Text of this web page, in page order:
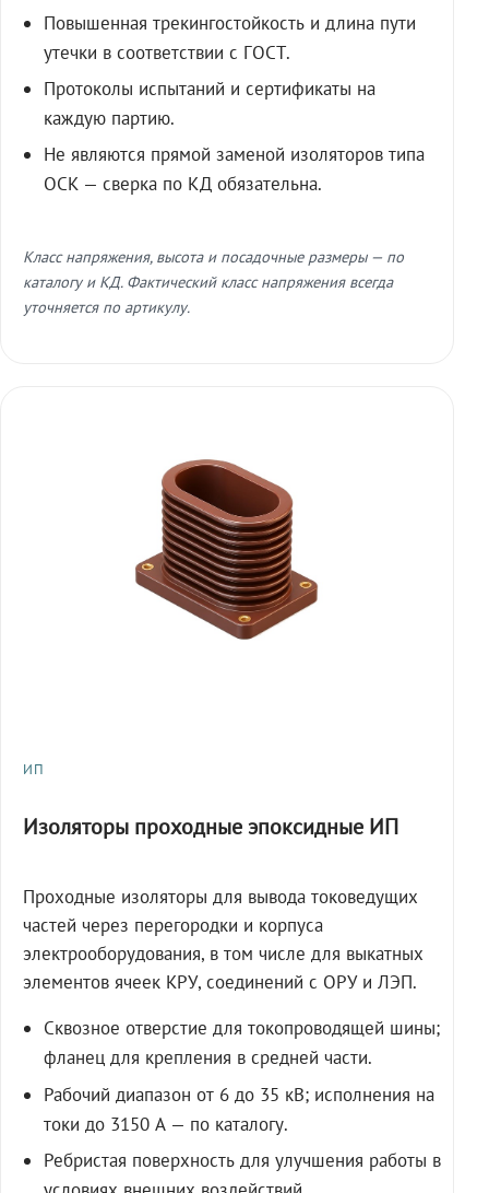
Повышенная трекингостойкость и длина пути
утечки в соответствии с ГОСТ.
Протоколы испытаний и сертификаты на
каждую партию.
Не являются прямой заменой изоляторов типа
ОСК — сверка по КД обязательна.
Класс напряжения, высота и посадочные размеры — по
каталогу и КД. Фактический класс напряжения всегда
уточняется по артикулу.
ИП
Изоляторы проходные эпоксидные ИП
Проходные изоляторы для вывода токоведущих
частей через перегородки и корпуса
электрооборудования, в том числе для выкатных
элементов ячеек КРУ, соединений с ОРУ и ЛЭП.
Сквозное отверстие для токопроводящей шины;
фланец для крепления в средней части.
Рабочий диапазон от 6 до 35 кВ; исполнения на
токи до 3150 А — по каталогу.
Ребристая поверхность для улучшения работы в